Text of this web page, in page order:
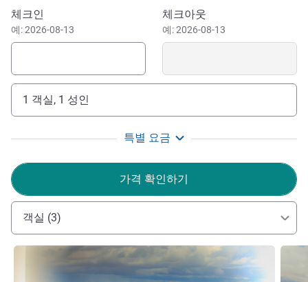
heated indoor swimming pool for relaxation and the gym
for fitness. Our three seminar rooms from 344 to 1,076
sq.ft., with natural light, are perfect for meetings, training
Green Key certification for the year 2025.
The entire team at Novotel Saint-Brieuc will offer you a
old charm. We will do all we can to ensure that you enjoy
FERRE CECILE 호텔 관리
이 호텔 예약하기
체크인
예: 2026-08-13
체크아웃
예: 2026-08-13
1 객실, 1 성인
특별 요금
가격 확인하기
객실 (3)
세부 정보 보기 세부